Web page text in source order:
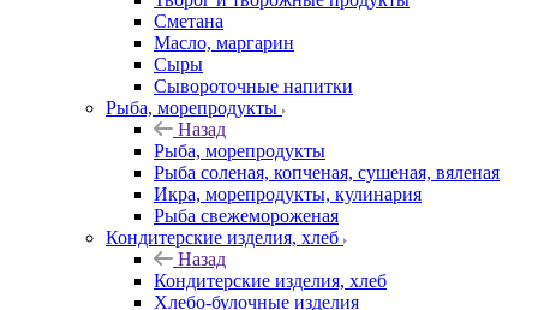
Сметана
Масло, маргарин
Сыры
Сывороточные напитки
Рыба, морепродукты
Назад
Рыба, морепродукты
Рыба соленая, копченая, сушеная, вяленая
Икра, морепродукты, кулинария
Рыба свежемороженая
Кондитерские изделия, хлеб
Назад
Кондитерские изделия, хлеб
Хлебо-булочные изделия